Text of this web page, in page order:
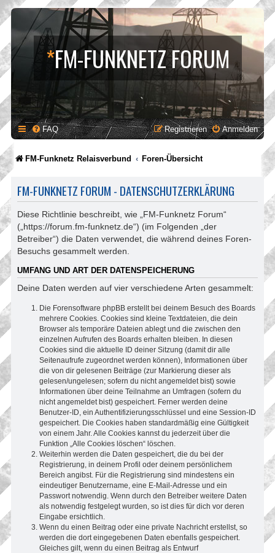
*FM-FUNKNETZ FORUM
FAQ Anmelden
Registrieren
FM-Funknetz Relaisverbund Foren-Übersicht
FM-FUNKNETZ FORUM - DATENSCHUTZERKLÄRUNG
Diese Richtlinie beschreibt, wie „FM-Funknetz Forum“
(„https://forum.fm-funknetz.de“) (im Folgenden „der
Betreiber“) die Daten verwendet, die während deines Foren-
Besuchs gesammelt werden.
UMFANG UND ART DER DATENSPEICHERUNG
Deine Daten werden auf vier verschiedene Arten gesammelt:
Die Forensoftware phpBB erstellt bei deinem Besuch des Boards
mehrere Cookies. Cookies sind kleine Textdateien, die dein
Browser als temporäre Dateien ablegt und die zwischen den
einzelnen Aufrufen des Boards erhalten bleiben. In diesen
Cookies sind die aktuelle ID deiner Sitzung (damit dir alle
Seitenaufrufe zugeordnet werden können), Informationen über
die von dir gelesenen Beiträge (zur Markierung dieser als
gelesen/ungelesen; sofern du nicht angemeldet bist) sowie
Informationen über deine Teilnahme an Umfragen (sofern du
nicht angemeldet bist) gespeichert. Ferner werden deine
Benutzer-ID, ein Authentifizierungsschlüssel und eine Session-ID
gespeichert. Die Cookies haben standardmäßig eine Gültigkeit
von einem Jahr. Alle Cookies kannst du jederzeit über die
Funktion „Alle Cookies löschen“ löschen.
Weiterhin werden die Daten gespeichert, die du bei der
Registrierung, in deinem Profil oder deinem persönlichem
Bereich angibst. Für die Registrierung sind mindestens ein
eindeutiger Benutzername, eine E-Mail-Adresse und ein
Passwort notwendig. Wenn durch den Betreiber weitere Daten
als notwendig festgelegt wurden, so ist dies für dich vor deren
Eingabe ersichtlich.
Wenn du einen Beitrag oder eine private Nachricht erstellst, so
werden die dort eingegebenen Daten ebenfalls gespeichert.
Gleiches gilt, wenn du einen Beitrag als Entwurf